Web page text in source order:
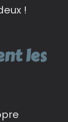
!
les